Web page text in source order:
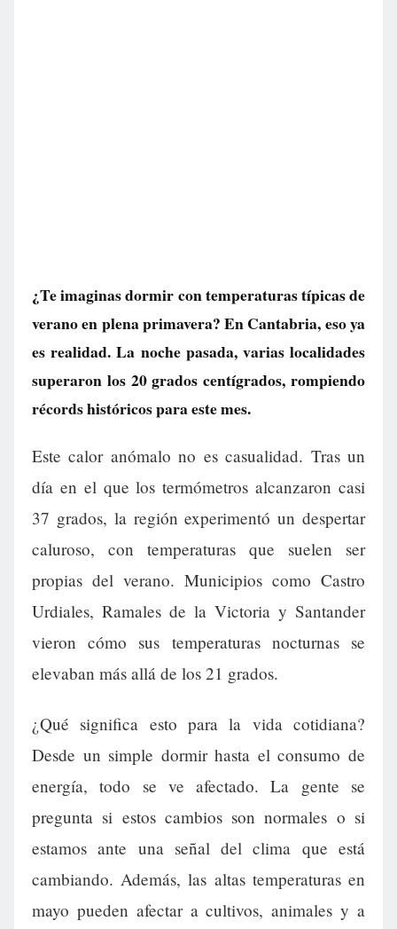
¿Te imaginas dormir con temperaturas típicas de
verano en plena primavera? En Cantabria, eso ya
es realidad. La noche pasada, varias localidades
superaron los 20 grados centígrados, rompiendo
récords históricos para este mes.
Este calor anómalo no es casualidad. Tras un
día en el que los termómetros alcanzaron casi
37 grados, la región experimentó un despertar
caluroso, con temperaturas que suelen ser
propias del verano. Municipios como Castro
Urdiales, Ramales de la Victoria y Santander
vieron cómo sus temperaturas nocturnas se
elevaban más allá de los 21 grados.
¿Qué significa esto para la vida cotidiana?
Desde un simple dormir hasta el consumo de
energía, todo se ve afectado. La gente se
pregunta si estos cambios son normales o si
estamos ante una señal del clima que está
cambiando. Además, las altas temperaturas en
mayo pueden afectar a cultivos, animales y a